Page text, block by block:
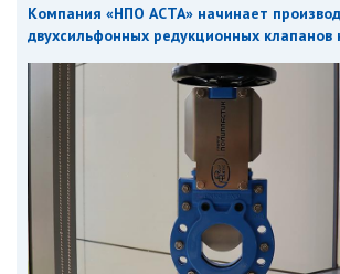
Компания «НПО АСТА» начинает
двухсильфонных редукционных клапанов